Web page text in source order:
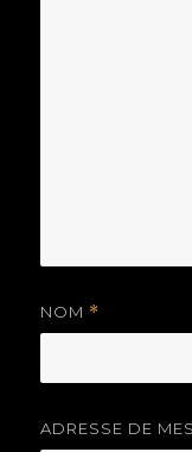
NOM *
ADRESSE DE